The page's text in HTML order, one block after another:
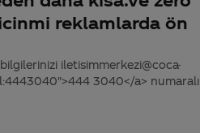
reklamlarda ön
iletisimmerkezi@coca-
3040</a> numaralı